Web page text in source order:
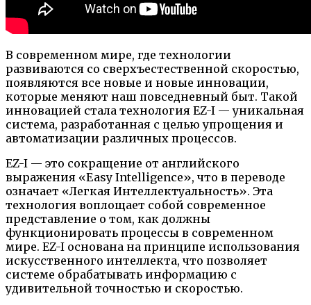
В современном мире, где технологии
развиваются со сверхъестественной скоростью,
появляются все новые и новые инновации,
которые меняют наш повседневный быт. Такой
инновацией стала технология EZ-I — уникальная
система, разработанная с целью упрощения и
автоматизации различных процессов.
EZ-I — это сокращение от английского
выражения «Easy Intelligence», что в переводе
означает «Легкая Интеллектуальность». Эта
технология воплощает собой современное
представление о том, как должны
функционировать процессы в современном
мире. EZ-I основана на принципе использования
искусственного интеллекта, что позволяет
системе обрабатывать информацию с
удивительной точностью и скоростью.